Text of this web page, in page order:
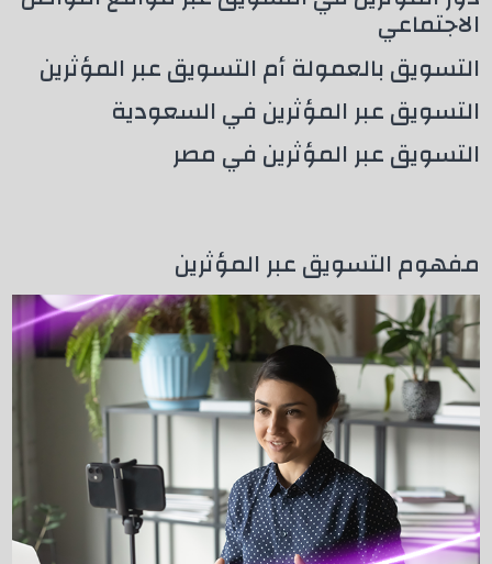
الاجتماعي
التسويق بالعمولة أم التسويق عبر المؤثرين
التسويق عبر المؤثرين في السعودية
التسويق عبر المؤثرين في مصر
مفهوم التسويق عبر المؤثرين